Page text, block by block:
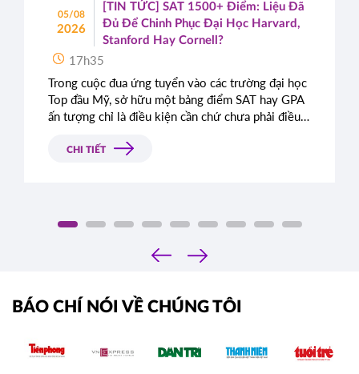
05/08
2026
[TIN TỨC] SAT 1500+ Điểm: Liệu Đã
Đủ Để Chinh Phục Đại Học Harvard,
Stanford Hay Cornell?
17h35
Trong cuộc đua ứng tuyển vào các trường đại học
Top đầu Mỹ, sở hữu một bảng điểm SAT hay GPA
ấn tượng chỉ là điều kiện cần chứ chưa phải điều
như tuyệt đối vẫn bị từ chối chỉ vì bài luận thiếu
CHI TIẾT
‹
›
BÁO CHÍ NÓI VỀ CHÚNG TÔI